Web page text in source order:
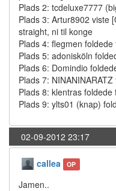
Plads 2: tcdeluxe7777
Plads 3: Artur8902 viste
straight, ni til konge
Plads 4: flegmen
Plads 5: adonisköln
Plads 6: Domindio
Plads 7:
Plads 8: klentras
Plads 9: ylts01 (knap)
02-09-2012 23:17
callea OP
Jamen..